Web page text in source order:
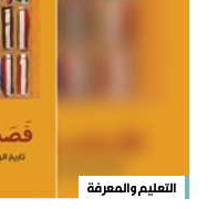
التعليم والمعرفة